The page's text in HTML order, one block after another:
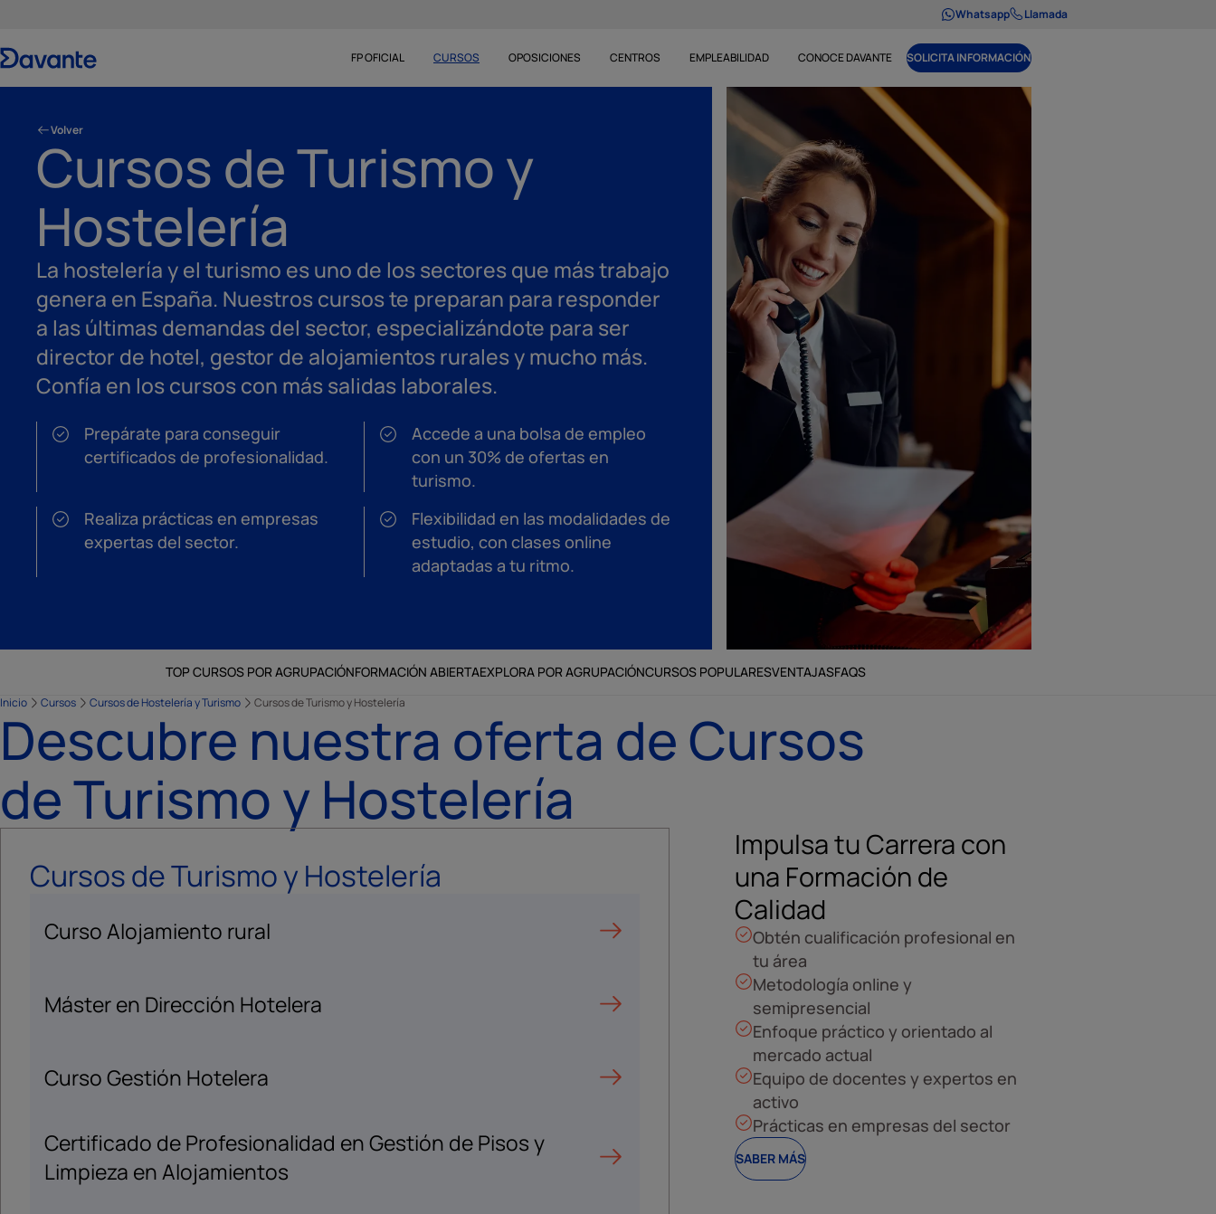
Whatsapp Llamada
FP OFICIAL CURSOS OPOSICIONES CENTROS EMPLEABILIDAD CONOCE DAVANTE SOLICITA INFORMACIÓN
Volver
Cursos de Turismo y
Hostelería
La hostelería y el turismo es uno de los sectores que más trabajo
genera en España. Nuestros cursos te preparan para responder
a las últimas demandas del sector, especializándote para ser
director de hotel, gestor de alojamientos rurales y mucho más.
Confía en los cursos con más salidas laborales.
Prepárate para conseguir
certificados de profesionalidad.
Accede a una bolsa de empleo
con un 30% de ofertas en
turismo.
Realiza prácticas en empresas
expertas del sector.
Flexibilidad en las modalidades de
estudio, con clases online
adaptadas a tu ritmo.
TOP CURSOS POR AGRUPACIÓNFORMACIÓN ABIERTAEXPLORA POR AGRUPACIÓNCURSOS POPULARESVENTAJASFAQS
Inicio Cursos Cursos de Hostelería y Turismo Cursos de Turismo y Hostelería
Descubre nuestra oferta de Cursos
de Turismo y Hostelería
Cursos de Turismo y Hostelería
Curso Alojamiento rural
Máster en Dirección Hotelera
Curso Gestión Hotelera
Certificado de Profesionalidad en Gestión de Pisos y
Limpieza en Alojamientos
Impulsa tu Carrera con
una Formación de
Calidad
Obtén cualificación profesional en
tu área
Metodología online y
semipresencial
Enfoque práctico y orientado al
mercado actual
Equipo de docentes y expertos en
activo
Prácticas en empresas del sector
SABER MÁS